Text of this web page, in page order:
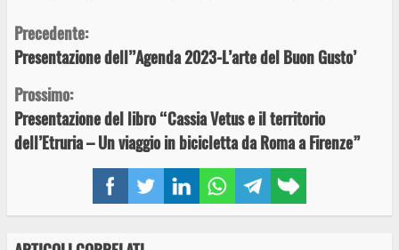
FacebookTwitterLinkedInWhatsAppTelegram
link
Continue
Reading
Precedente:
Presentazione dell’’Agenda 2023-L’arte del Buon Gusto’
Prossimo:
Presentazione del libro “Cassia Vetus e il territorio
dell’Etruria – Un viaggio in bicicletta da Roma a Firenze”